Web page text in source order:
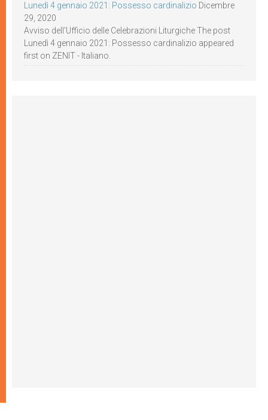
Lunedì 4 gennaio 2021: Possesso cardinalizio Dicembre
29, 2020
Avviso dell’Ufficio delle Celebrazioni Liturgiche The post
Lunedì 4 gennaio 2021: Possesso cardinalizio appeared
first on ZENIT - Italiano.